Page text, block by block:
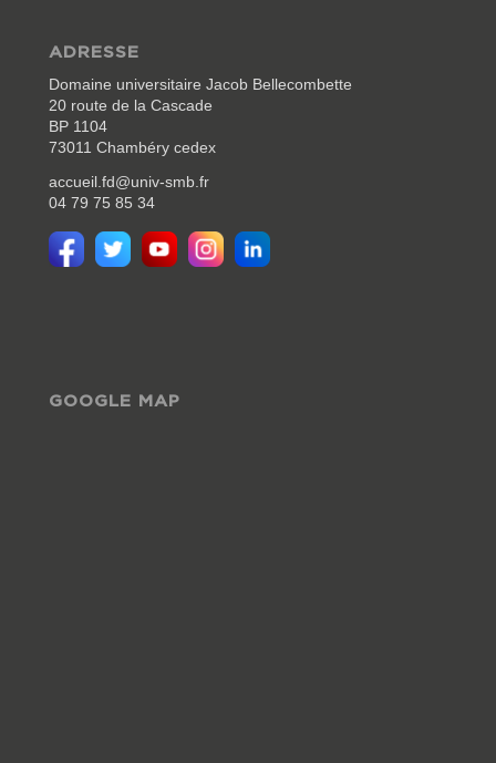
ADRESSE
Domaine universitaire Jacob Bellecombette
20 route de la Cascade
BP 1104
73011 Chambéry cedex
accueil.fd@univ-smb.fr
04 79 75 85 34
GOOGLE MAP